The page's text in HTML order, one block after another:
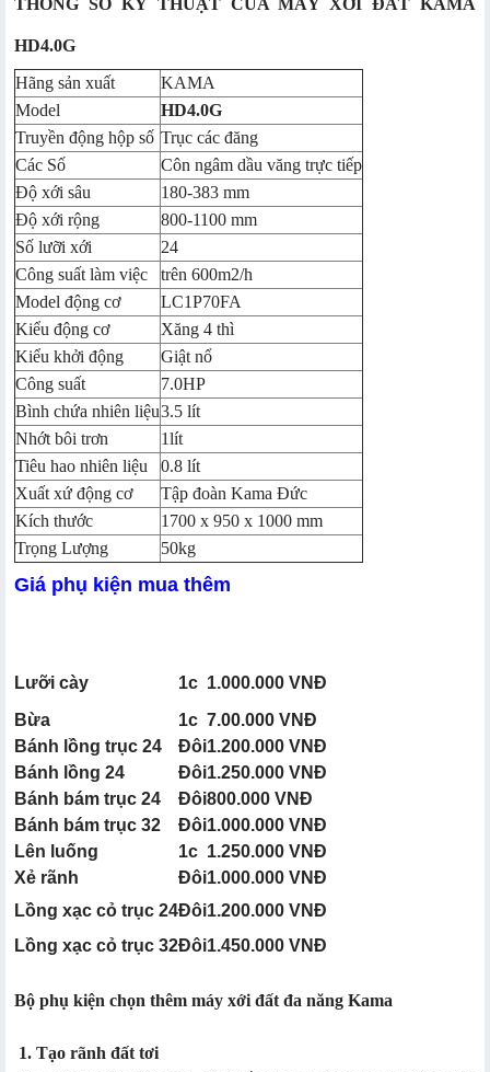
THÔNG SỐ KỸ THUẬT CỦA MÁY XỚI ĐẤT KAMA
HD4.0G
Hãng sản xuất
KAMA
Model
HD4.0G
Truyền động hộp số Trục các đăng
Các Số
Côn ngâm dầu văng trực tiếp
Độ xới sâu
180-383 mm
Độ xới rộng
800-1100 mm
Số lưỡi xới
24
Công suất làm việc
trên 600m2/h
Model động cơ
LC1P70FA
Kiểu động cơ
Xăng 4 thì
Kiểu khởi động
Giật nổ
Công suất
7.0HP
Bình chứa nhiên liệu3.5 lít
Nhớt bôi trơn
1lít
Tiêu hao nhiên liệu
0.8 lít
Xuất xứ động cơ
Tập đoàn Kama Đức
Kích thước
1700 x 950 x 1000 mm
Trọng Lượng
50kg
Giá phụ kiện mua thêm
Lưỡi cày 1c 1.000.000 VNĐ
Bừa
1c 7.00.000 VNĐ
Bánh lồng trục 24
Đôi1.200.000 VNĐ
Bánh lồng 24
Đôi1.250.000 VNĐ
Bánh bám trục 24
Đôi800.000 VNĐ
Bánh bám trục 32
Đôi1.000.000 VNĐ
Lên luống
1c 1.250.000 VNĐ
Xẻ rãnh
Đôi1.000.000 VNĐ
Lồng xạc cỏ trục 24Đôi1.200.000 VNĐ
Lồng xạc cỏ trục 32Đôi1.450.000 VNĐ
Bộ phụ kiện chọn thêm máy xới đất đa năng Kama
1. Tạo rãnh đất tơi